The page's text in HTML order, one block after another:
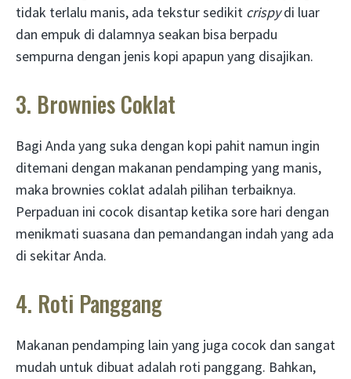
tidak terlalu manis, ada tekstur sedikit crispydi luar
dan empuk di dalamnya seakan bisa berpadu
sempurna dengan jenis kopi apapun yang disajikan.
3. Brownies Coklat
Bagi Anda yang suka dengan kopi pahit namun ingin
ditemani dengan makanan pendamping yang manis,
maka brownies coklat adalah pilihan terbaiknya.
Perpaduan ini cocok disantap ketika sore hari dengan
menikmati suasana dan pemandangan indah yang ada
di sekitar Anda.
4. Roti Panggang
Makanan pendamping lain yang juga cocok dan sangat
mudah untuk dibuat adalah roti panggang. Bahkan,